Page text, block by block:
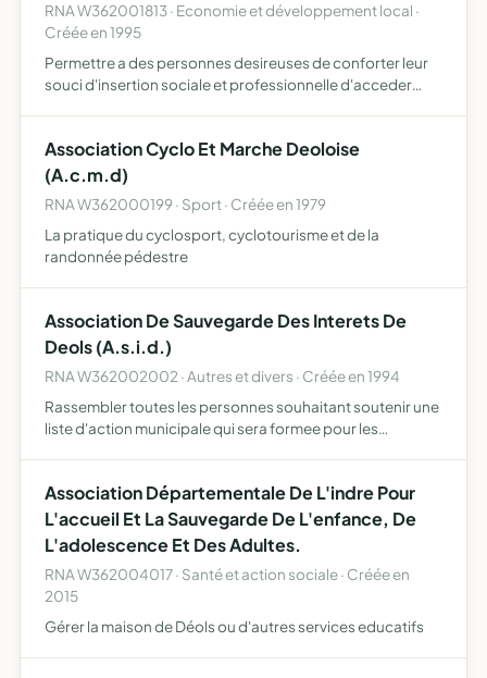
RNA W362001813 · Economie et développement local ·
Créée en 1995
Permettre a des personnes desireuses de conforter leur
souci d'insertion sociale et professionnelle d'acceder
Association Cyclo Et Marche Deoloise
(A.c.m.d)
RNA W362000199 · Sport · Créée en 1979
La pratique du cyclosport, cyclotourisme et de la
randonnée pédestre
Association De Sauvegarde Des Interets De
Deols (A.s.i.d.)
RNA W362002002 · Autres et divers · Créée en 1994
Rassembler toutes les personnes souhaitant soutenir une
liste d'action municipale qui sera formee pour les
composantes politi…
Association Départementale De L'indre Pour
L'accueil Et La Sauvegarde De L'enfance, De
L'adolescence Et Des Adultes.
RNA W362004017 · Santé et action sociale · Créée en
2015
Gérer la maison de Déols ou d'autres services educatifs